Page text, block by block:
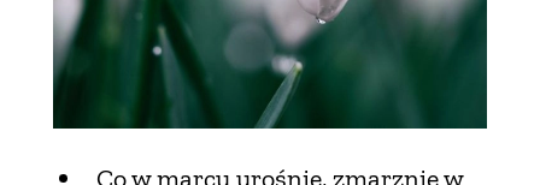
Co w marcu urośnie, zmarznie w